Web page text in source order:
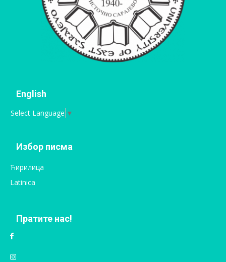
English
Select Language ▼
Избор писма
Ћирилица
Latinica
Пратите нас!